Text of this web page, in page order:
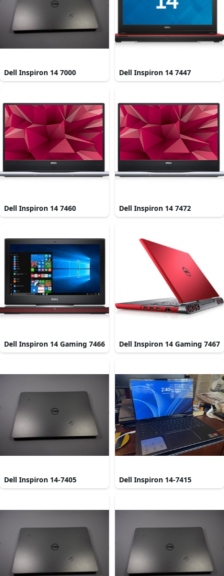
Dell Inspiron 14 7000 Dell Inspiron 14 7447
Dell Inspiron 14 7460 Dell Inspiron 14 7472
Dell Inspiron 14 Gaming 7466 Dell Inspiron 14 Gaming 7467
Dell Inspiron 14-7405 Dell Inspiron 14-7415